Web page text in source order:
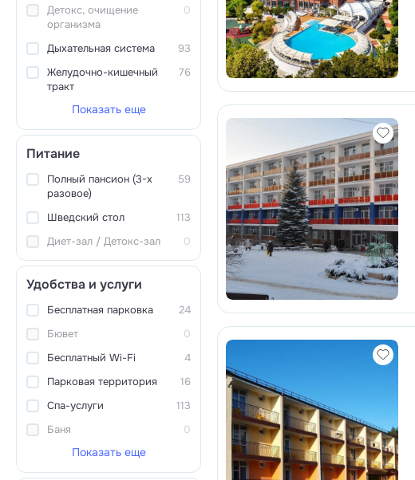
Детокс, очищение
организма
0
Дыхательная система
93
Желудочно-кишечный
тракт
76
Показать еще
Питание
Полный пансион (3-х
разовое)
59
Шведский стол
113
Диет-зал / Детокс-зал
0
Удобства и услуги
Бесплатная парковка
24
Бювет
0
Бесплатный Wi-Fi
4
Парковая территория
16
Спа-услуги
113
Баня
0
Показать еще